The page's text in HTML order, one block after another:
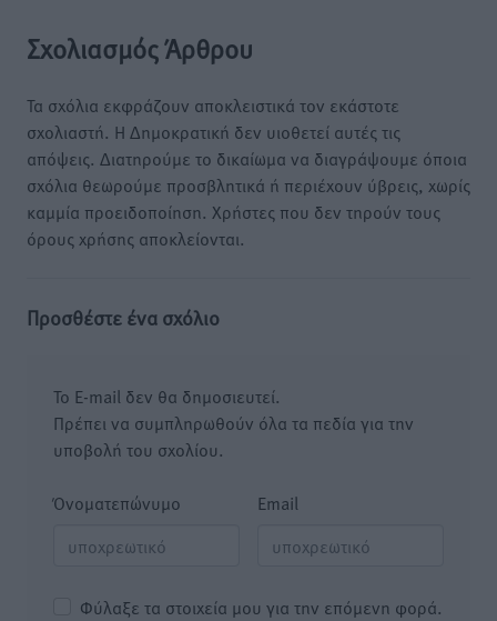
Σχολιασμός Άρθρου
Τα σχόλια εκφράζουν αποκλειστικά τον εκάστοτε
σχολιαστή. Η Δημοκρατική δεν υιοθετεί αυτές τις
απόψεις. Διατηρούμε το δικαίωμα να διαγράψουμε όποια
σχόλια θεωρούμε προσβλητικά ή περιέχουν ύβρεις, χωρίς
καμμία προειδοποίηση. Χρήστες που δεν τηρούν τους
όρους χρήσης αποκλείονται.
Προσθέστε ένα σχόλιο
Το E-mail δεν θα δημοσιευτεί.
Πρέπει να συμπληρωθούν όλα τα πεδία για την
υποβολή του σχολίου.
Όνοματεπώνυμο Email
Φύλαξε τα στοιχεία μου για την επόμενη φορά.